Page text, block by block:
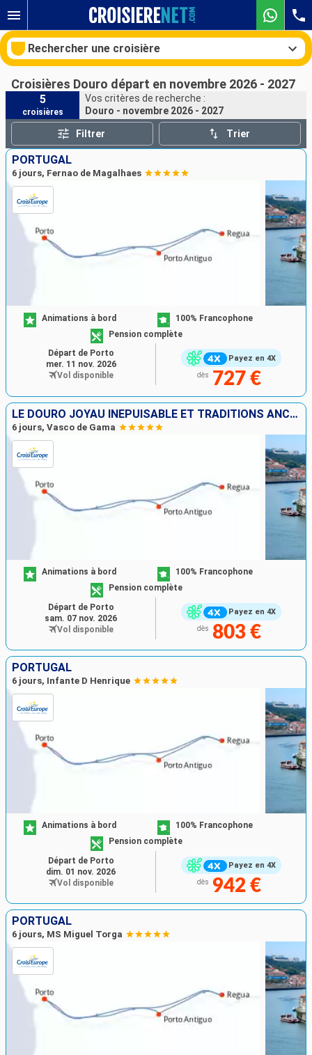
Rechercher une croisière
Nos destinations
Mois de départ
Ports
Croisières Douro départ en novembre 2026 - 2027
5
croisières
Vos critères de recherche :
Douro - novembre 2026 - 2027
Filtrer Trier
PORTUGAL
6 jours, Fernao de Magalhaes
Payez en 4X
Animations à bord
100% Francophone
Pension complète
dès 727 €
Départ de Porto
mer. 11 nov. 2026
Vol disponible
LE DOURO JOYAU INÉPUISABLE ET TRADITIONS ANCESTRALES (FORMULE PORT-PORT)
6 jours, Vasco de Gama
Payez en 4X
Animations à bord
100% Francophone
Pension complète
dès 803 €
Départ de Porto
sam. 07 nov. 2026
Vol disponible
PORTUGAL
6 jours, Infante D Henrique
Payez en 4X
Animations à bord
100% Francophone
Pension complète
dès 942 €
Départ de Porto
dim. 01 nov. 2026
Vol disponible
PORTUGAL
6 jours, MS Miguel Torga